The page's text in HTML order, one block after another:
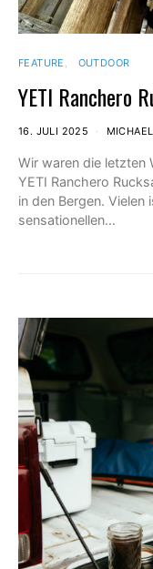
FEATURE OUTDOOR
YETI Ranchero
16. JULI 2025 MICHAEL
Wir waren die letzten
YETI Ranchero
in den Bergen.
sensationellen…